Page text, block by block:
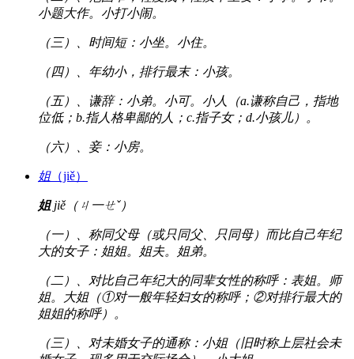
小题大作。小打小闹。
（三）、时间短：小坐。小住。
（四）、年幼小，排行最末：小孩。
（五）、谦辞：小弟。小可。小人（a.谦称自己，指地
位低；b.指人格卑鄙的人；c.指子女；d.小孩儿）。
（六）、妾：小房。
姐（jiě）
姐jiě（ㄐ一ㄝˇ）
（一）、称同父母（或只同父、只同母）而比自己年纪
大的女子：姐姐。姐夫。姐弟。
（二）、对比自己年纪大的同辈女性的称呼：表姐。师
姐。大姐（①对一般年轻妇女的称呼；②对排行最大的
姐姐的称呼）。
（三）、对未婚女子的通称：小姐（旧时称上层社会未